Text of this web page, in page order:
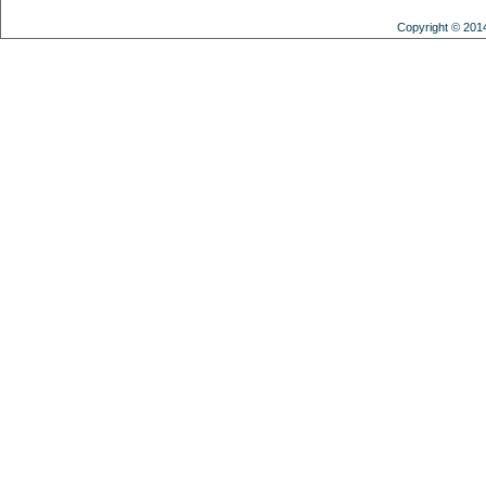
Copyright ©